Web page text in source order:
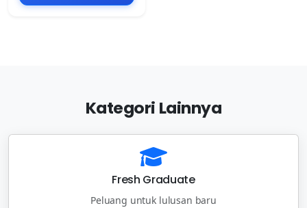
Kategori Lainnya
Fresh Graduate
Peluang untuk lulusan baru